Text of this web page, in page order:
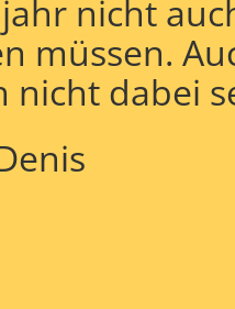
nicht
müssen.
nicht dabei